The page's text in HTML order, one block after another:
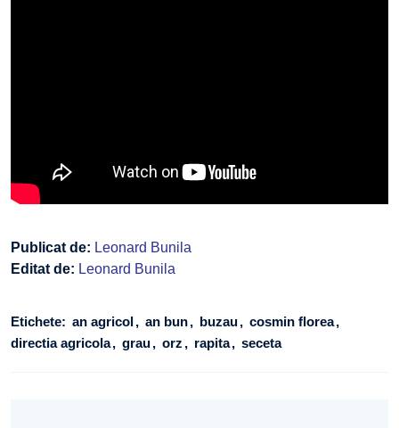
Publicat de: Leonard Bunila
Editat de: Leonard Bunila
Etichete: an agricol an bun buzau cosmin florea
directia agricola grau orz rapita seceta